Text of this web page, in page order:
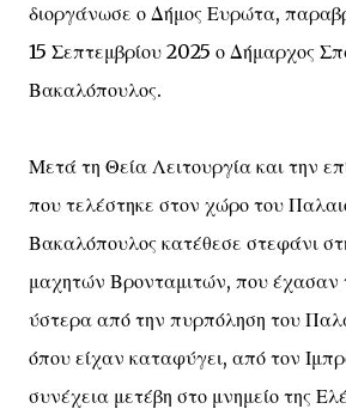
διοργάνωσε ο Δήμος Ευρώτα,
15 Σεπτεμβρίου 2025 ο Δήμαρχος
Βακαλόπουλος.
Μετά τη Θεία Λειτουργία και την
που τελέστηκε στον χώρο του
Βακαλόπουλος κατέθεσε στεφάνι
μαχητών Βρονταμιτών, που έχασαν
ύστερα από την πυρπόληση του
όπου είχαν καταφύγει, από τον
συνέχεια μετέβη στο μνημείο της